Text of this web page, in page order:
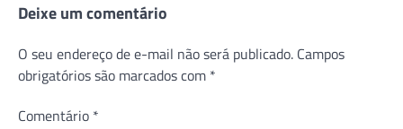
Deixe um comentário
O seu endereço de e-mail não será publicado. Campos
obrigatórios são marcados com *
Comentário *